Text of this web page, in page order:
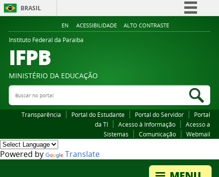
BRASIL
Simplifique!
Legislação
EN ACESSIBILIDADE ALTO CONTRASTE
Instituto Federal da Paraiba
IFPB
MINISTÉRIO DA EDUCAÇÃO
Buscar no portal
Transparência Portal do Estudante Portal do Servidor
Portal
da TI
Acesso à Informação
Acesso a
Sistemas
Comunicação Webmail
Powered by Translate